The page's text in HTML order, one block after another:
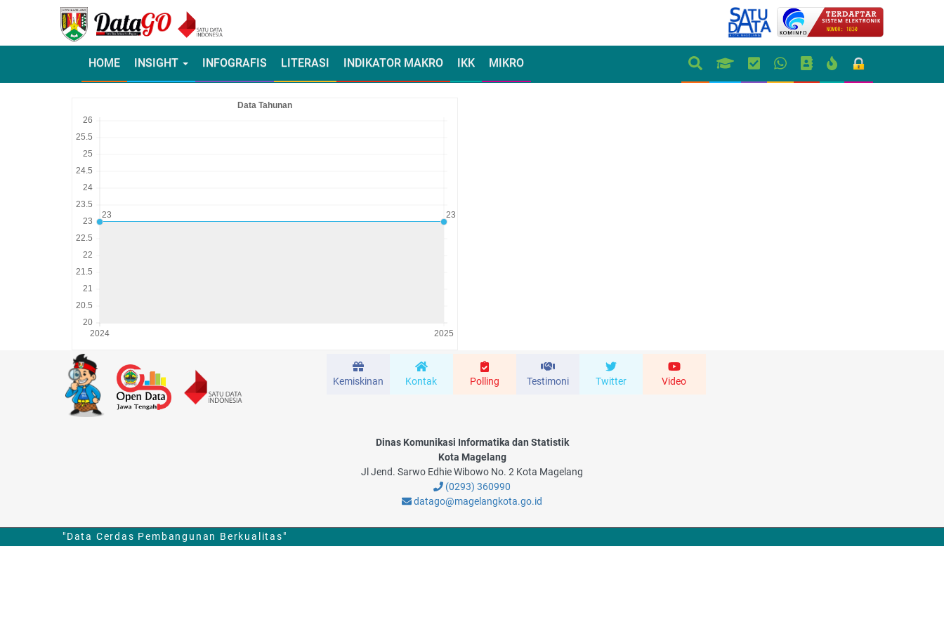
HOME INSIGHT INFOGRAFIS LITERASI INDIKATOR MAKRO IKK MIKRO
Kemiskinan Kontak Polling Testimoni Twitter Video
Dinas Komunikasi Informatika dan Statistik
Kota Magelang
Jl Jend. Sarwo Edhie Wibowo No. 2 Kota Magelang
(0293) 360990
datago@magelangkota.go.id
"Data Cerdas Pembangunan Berkualitas"